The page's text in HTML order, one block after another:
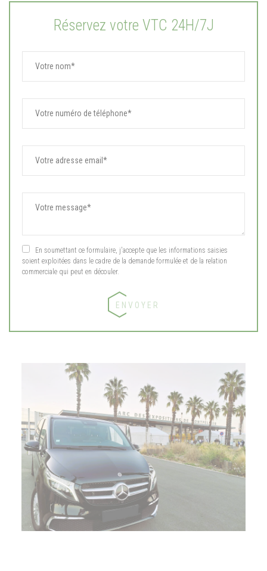
Réservez votre VTC 24H/7J
En soumettant ce formulaire, j'accepte que les informations saisies
soient exploitées dans le cadre de la demande formulée et de la relation
commerciale qui peut en découler.